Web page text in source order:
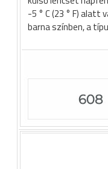
-5 ° C (23 ° F) alatt
barna színben, a